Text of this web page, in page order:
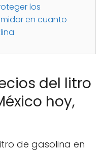
los
en cuanto
del litro
hoy,
de gasolina en